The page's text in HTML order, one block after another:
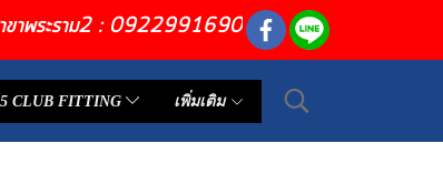
าพระราม2 : 0922991690
CLUB FITTING เพิ่มเติม